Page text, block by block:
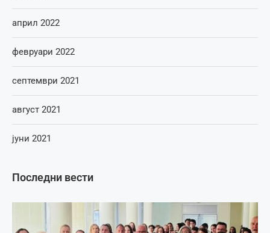
Последни вести
април 2022
февруари 2022
септември 2021
август 2021
јуни 2021